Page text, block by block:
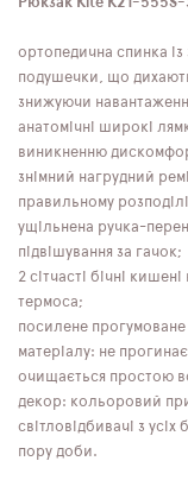
ортопедична спинка
подушечки, що
знижуючи
анатомічні широкі
виникненню
знімний нагрудний
правильному
ущільнена ручка-
підвішування за гачок;
2 сітчасті бічні
термоса;
посилене прогумоване
матеріалу: не
очищається простою
декор: кольоровий
світловідбивачі з
пору доби.